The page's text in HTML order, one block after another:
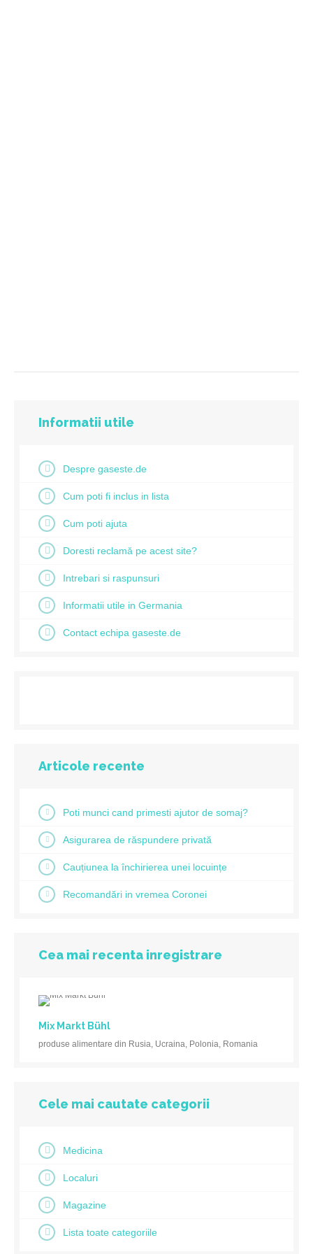
Informatii utile
Despre gaseste.de
Cum poti fi inclus in lista
Cum poti ajuta
Doresti reclamă pe acest site?
Intrebari si raspunsuri
Informatii utile in Germania
Contact echipa gaseste.de
Articole recente
Poti munci cand primesti ajutor de somaj?
Asigurarea de răspundere privată
Cauțiunea la închirierea unei locuințe
Recomandări in vremea Coronei
Cea mai recenta inregistrare
Mix Markt Bühl
produse alimentare din Rusia, Ucraina, Polonia, Romania
Cele mai cautate categorii
Medicina
Localuri
Magazine
Lista toate categoriile